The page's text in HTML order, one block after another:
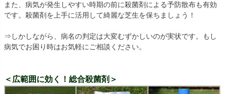
また、病気が発生しやすい時期の前に殺菌剤による予防散布も有効
です。殺菌剤を上手に活用して綺麗な芝生を保ちましょう！
⇒しかしながら、病名の判定は大変むずかしいのが実状です。もし
病気でお困り時はお気軽にご相談ください。
＜広範囲に効く！総合殺菌剤＞